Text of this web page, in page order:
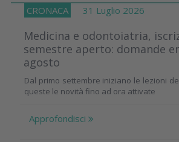
CRONACA 31 Luglio 2026
Medicina e odontoiatria,
semestre aperto: domande
agosto
Dal primo settembre iniziano le lezioni
queste le novità fino ad ora attivate
Approfondisci